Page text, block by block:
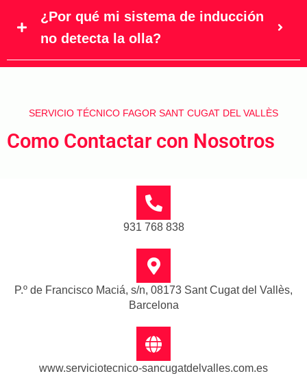
¿Por qué mi sistema de inducción
no detecta la olla?
SERVICIO TÉCNICO FAGOR SANT CUGAT DEL VALLÈS
Como Contactar con Nosotros
931 768 838
P.º de Francisco Maciá, s/n, 08173 Sant Cugat del Vallès,
Barcelona
www.serviciotecnico-sancugatdelvalles.com.es